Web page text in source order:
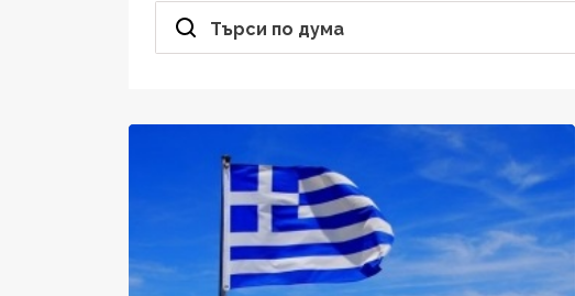
Търси по дума